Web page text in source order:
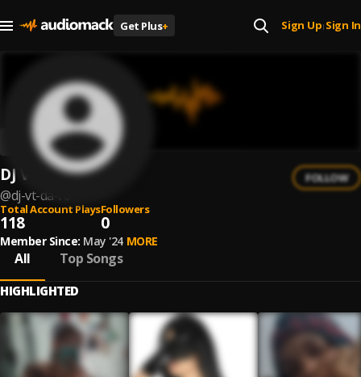
Get Plus+ Sign Up| Sign In
DJ VT DA R6
@dj-vt-da-r6
FOLLOW
Total Account Plays
118
Followers
0
Member Since: May '24 MORE
All Top Songs
HIGHLIGHTED